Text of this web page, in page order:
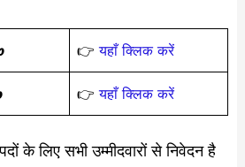
👉यहाँ क्लिक करें
👉यहाँ क्लिक करें
के लिए सभी उम्मीदवारों से निवेदन है